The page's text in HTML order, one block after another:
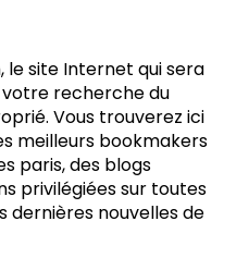
le site Internet qui sera
recherche du
Vous trouverez ici
meilleurs bookmakers
paris, des blogs
privilégiées sur toutes
dernières nouvelles de